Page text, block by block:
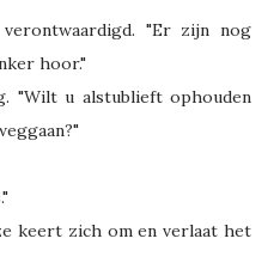
"Er zijn nog
hoor."
"Wilt u alstublieft ophouden
keert zich om en verlaat het